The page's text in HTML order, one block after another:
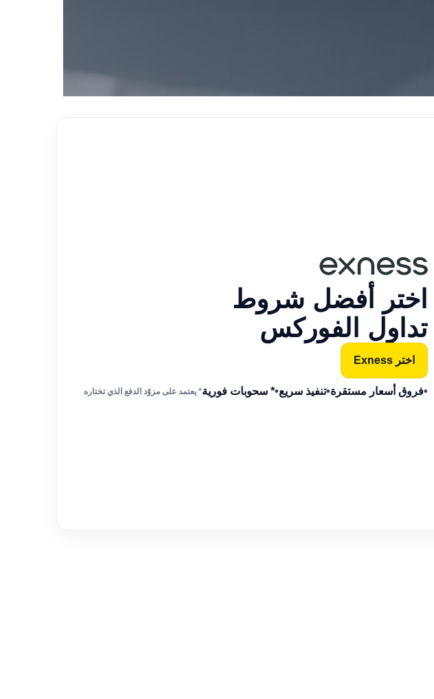
اختر أفضل شروط
تداول الفوركس
اختر Exness
•فروق أسعار مستقرة•تنفيذ سريع•* سحوبات فورية* يعتمد على مزوّد الدفع الذي تختاره